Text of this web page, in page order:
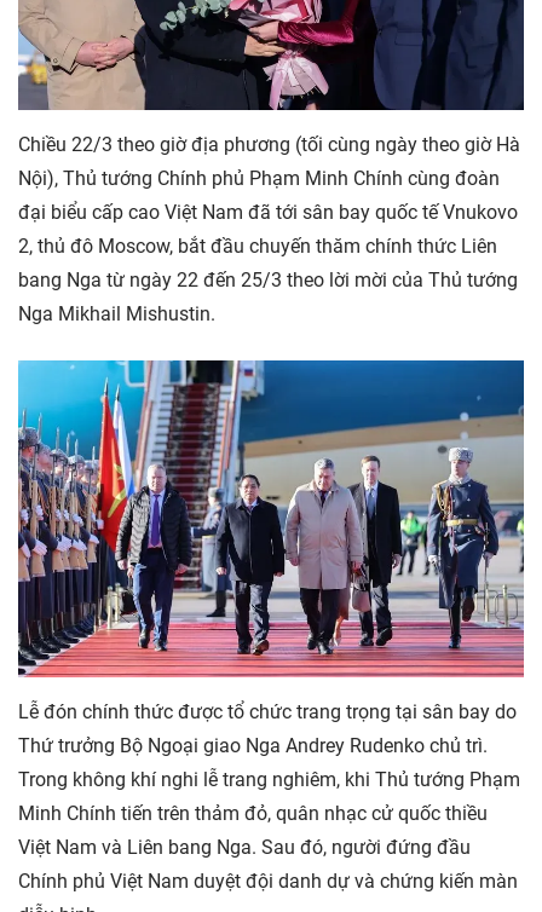
Chiều 22/3 theo giờ địa phương (tối cùng ngày theo giờ Hà
Nội), Thủ tướng Chính phủ Phạm Minh Chính cùng đoàn
đại biểu cấp cao Việt Nam đã tới sân bay quốc tế Vnukovo
2, thủ đô Moscow, bắt đầu chuyến thăm chính thức Liên
bang Nga từ ngày 22 đến 25/3 theo lời mời của Thủ tướng
Nga Mikhail Mishustin.
Lễ đón chính thức được tổ chức trang trọng tại sân bay do
Thứ trưởng Bộ Ngoại giao Nga Andrey Rudenko chủ trì.
Trong không khí nghi lễ trang nghiêm, khi Thủ tướng Phạm
Minh Chính tiến trên thảm đỏ, quân nhạc cử quốc thiều
Việt Nam và Liên bang Nga. Sau đó, người đứng đầu
Chính phủ Việt Nam duyệt đội danh dự và chứng kiến màn